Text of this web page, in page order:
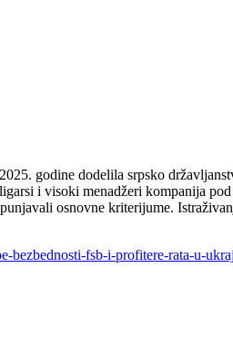
godine dodelila srpsko
i visoki menadžeri kompanija
osnovne kriterijume.
bezbednosti-fsb-i-profitere-rata-u-